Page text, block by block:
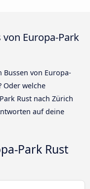
Europa-Park
Bussen von Europa-
Oder welche
Rust nach Zürich
auf deine
Park Rust